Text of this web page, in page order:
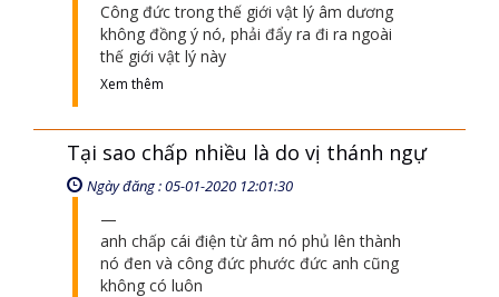
Công đức trong thế giới vật lý âm dương
không đồng ý nó, phải đẩy ra đi ra ngoài
thế giới vật lý này
Xem thêm
Tại sao chấp nhiều là do vị thánh ngự
Ngày đăng : 05-01-2020 12:01:30
anh chấp cái điện từ âm nó phủ lên thành
nó đen và công đức phước đức anh cũng
không có luôn